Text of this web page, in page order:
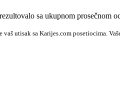
sa ukupnom prosečnom
vaš utisak sa Karijes.com posetiocima.